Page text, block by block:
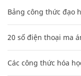
Bảng công thức đạo
20 số điện thoại ma
Các công thức hóa